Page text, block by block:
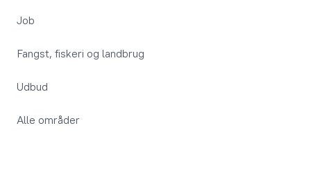
Job
Fangst, fiskeri og landbrug
Udbud
Alle områder